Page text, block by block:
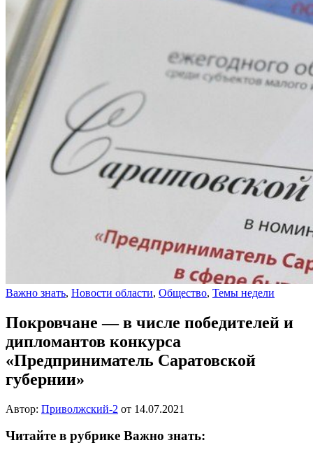
Важно знать, Новости области, Общество, Темы недели
Покровчане — в числе победителей и
дипломантов конкурса
«Предприниматель Саратовской
губернии»
Автор: Приволжский-2 от 14.07.2021
Читайте в рубрике Важно знать: